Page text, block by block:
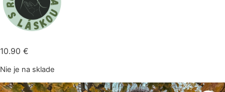
10.90 €
Nie je na sklade